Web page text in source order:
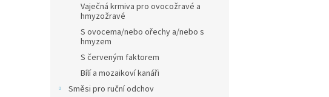
Vaječná krmiva pro ovocožravé a
hmyzožravé
S ovocema/nebo ořechy a/nebo s
hmyzem
S červeným faktorem
Bílí a mozaikoví kanáři
Směsi pro ruční odchov